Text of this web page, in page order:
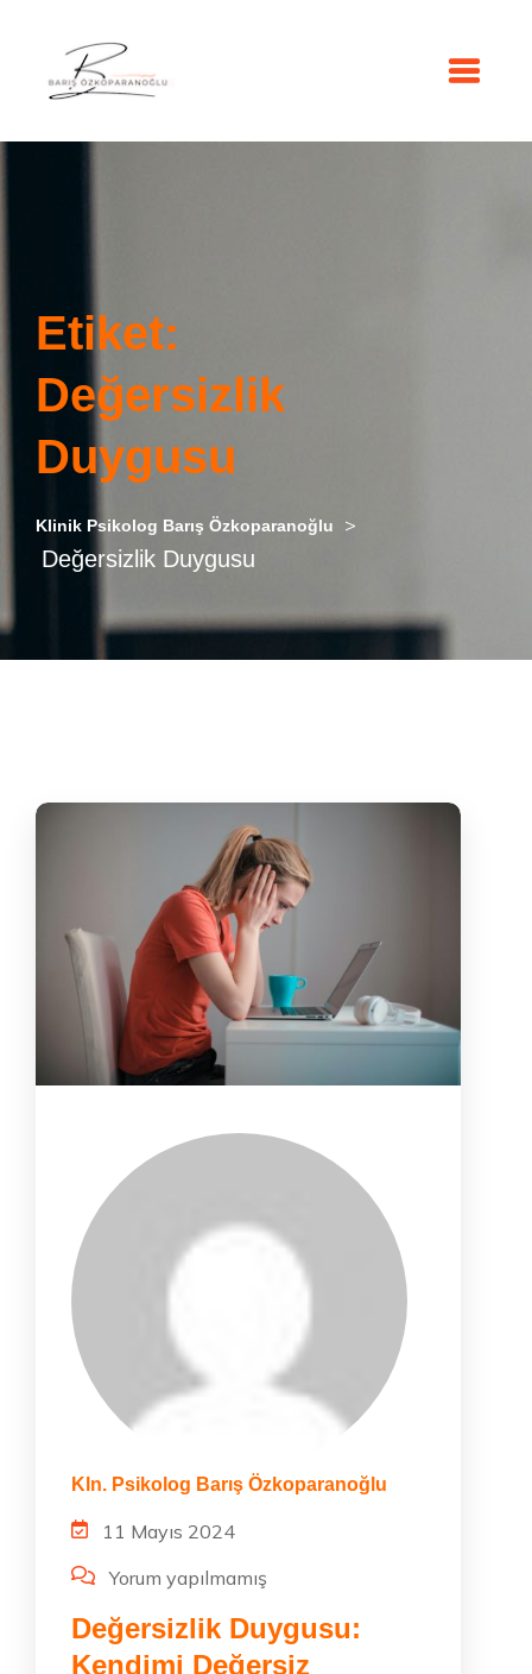
Etiket:
Değersizlik
Duygusu
Klinik Psikolog Barış Özkoparanoğlu >
Değersizlik Duygusu
Kln. Psikolog Barış Özkoparanoğlu
11 Mayıs 2024
Yorum yapılmamış
Değersizlik Duygusu:
Kendimi Değersiz